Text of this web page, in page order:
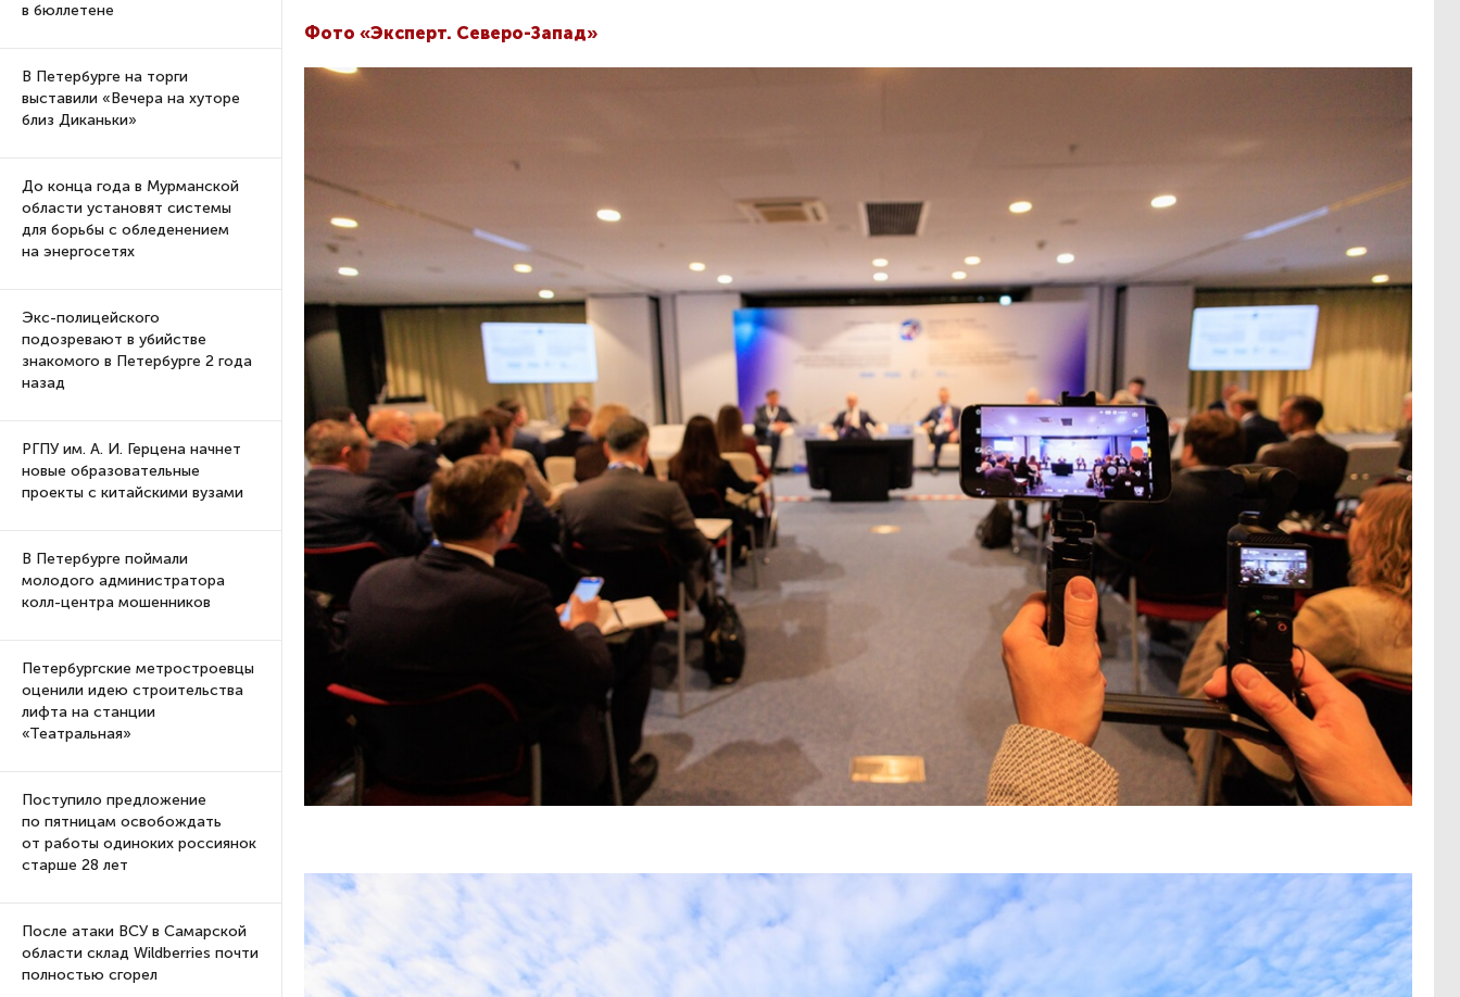
в бюллетене
В Петербурге на торги
выставили «Вечера на хуторе
близ Диканьки»
До конца года в Мурманской
области установят системы
для борьбы с обледенением
на энергосетях
Экс-полицейского
подозревают в убийстве
знакомого в Петербурге 2 года
назад
РГПУ им. А. И. Герцена начнет
новые образовательные
проекты с китайскими вузами
В Петербурге поймали
молодого администратора
колл-центра мошенников
Петербургские метростроевцы
оценили идею строительства
лифта на станции
«Театральная»
Поступило предложение
по пятницам освобождать
от работы одиноких россиянок
старше 28 лет
После атаки ВСУ в Самарской
области склад Wildberries почти
полностью сгорел
Фото «Эксперт. Северо-Запад»